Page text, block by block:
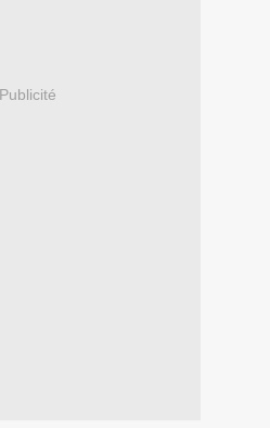
Publicité